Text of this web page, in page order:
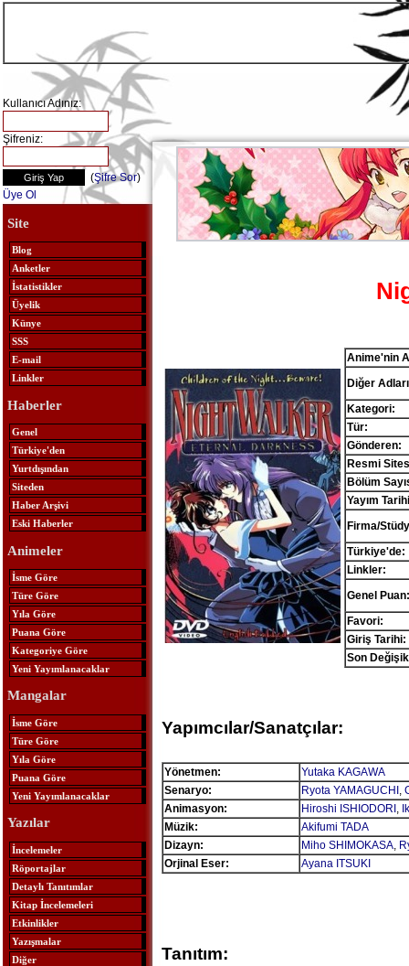
Kullanıcı Adınız:
Şifreniz:
(Şifre Sor)
Üye Ol
Site
Blog
Anketler
İstatistikler
Üyelik
Künye
SSS
E-mail
Linkler
Haberler
Genel
Türkiye'den
Yurtdışından
Siteden
Haber Arşivi
Eski Haberler
Animeler
İsme Göre
Türe Göre
Yıla Göre
Puana Göre
Kategoriye Göre
Yeni Yayımlanacaklar
Mangalar
İsme Göre
Türe Göre
Yıla Göre
Puana Göre
Yeni Yayımlanacaklar
Yazılar
İncelemeler
Röportajlar
Detaylı Tanıtımlar
Kitap İncelemeleri
Etkinlikler
Yazışmalar
Diğer
Anime'nin
Diğer
Kategori:
Tür:
Gönderen:
Resmi
Bölüm
Yayım
Firma/
Türkiye'de:
Linkler:
Genel Puan:
Favori:
Giriş Tarihi:
Son
Yapımcılar/Sanatçılar:
Yönetmen:
Yutaka KAGAWA
Senaryo:
Ryota YAMAGUCHI ,
Animasyon:
Hiroshi ISHIODORI ,
Müzik:
Akifumi TADA
Dizayn:
Miho SHIMOKASA,
Orjinal Eser:
Ayana ITSUKI
Tanıtım: